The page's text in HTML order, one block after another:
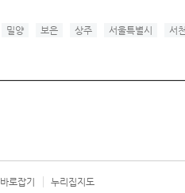
밀양 보은 상주 서울특별시 서천
로잡기 누리집지도